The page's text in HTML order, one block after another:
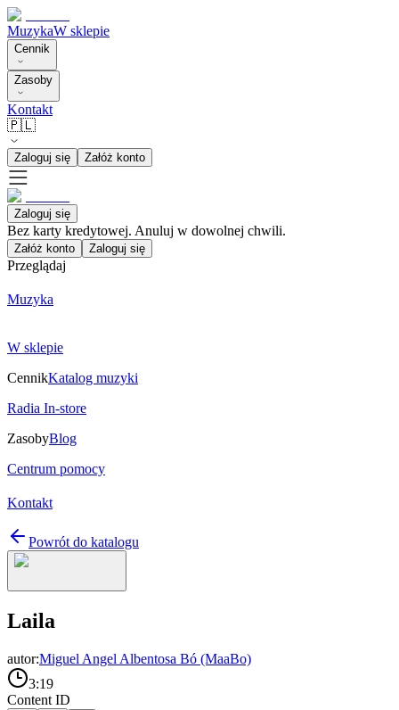
MuzykaW sklepie
Cennik
Zasoby
Kontakt
🇵🇱
Zaloguj się Załóż konto
Zaloguj się
Bez karty kredytowej. Anuluj w dowolnej chwili.
Załóż konto Zaloguj się
Przeglądaj
Muzyka
W sklepie
CennikKatalog muzyki
Radia In-store
ZasobyBlog
Centrum pomocy
Kontakt
Powrót do katalogu
Laila
autor:Miguel Angel Albentosa Bó (MaaBo)
3:19
Content ID